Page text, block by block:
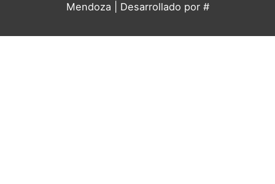
Mendoza | Desarrollado por #